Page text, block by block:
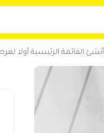
أنشئ القائمة الرئيسية أولا